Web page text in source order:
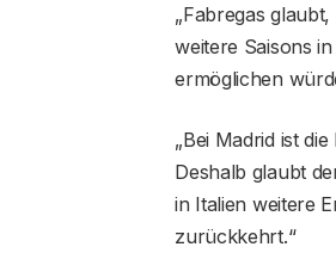
„Fabregas
weitere Saisons
ermöglichen
„Bei Madrid ist
Deshalb glaubt
in Italien weitere
zurückkehrt.“